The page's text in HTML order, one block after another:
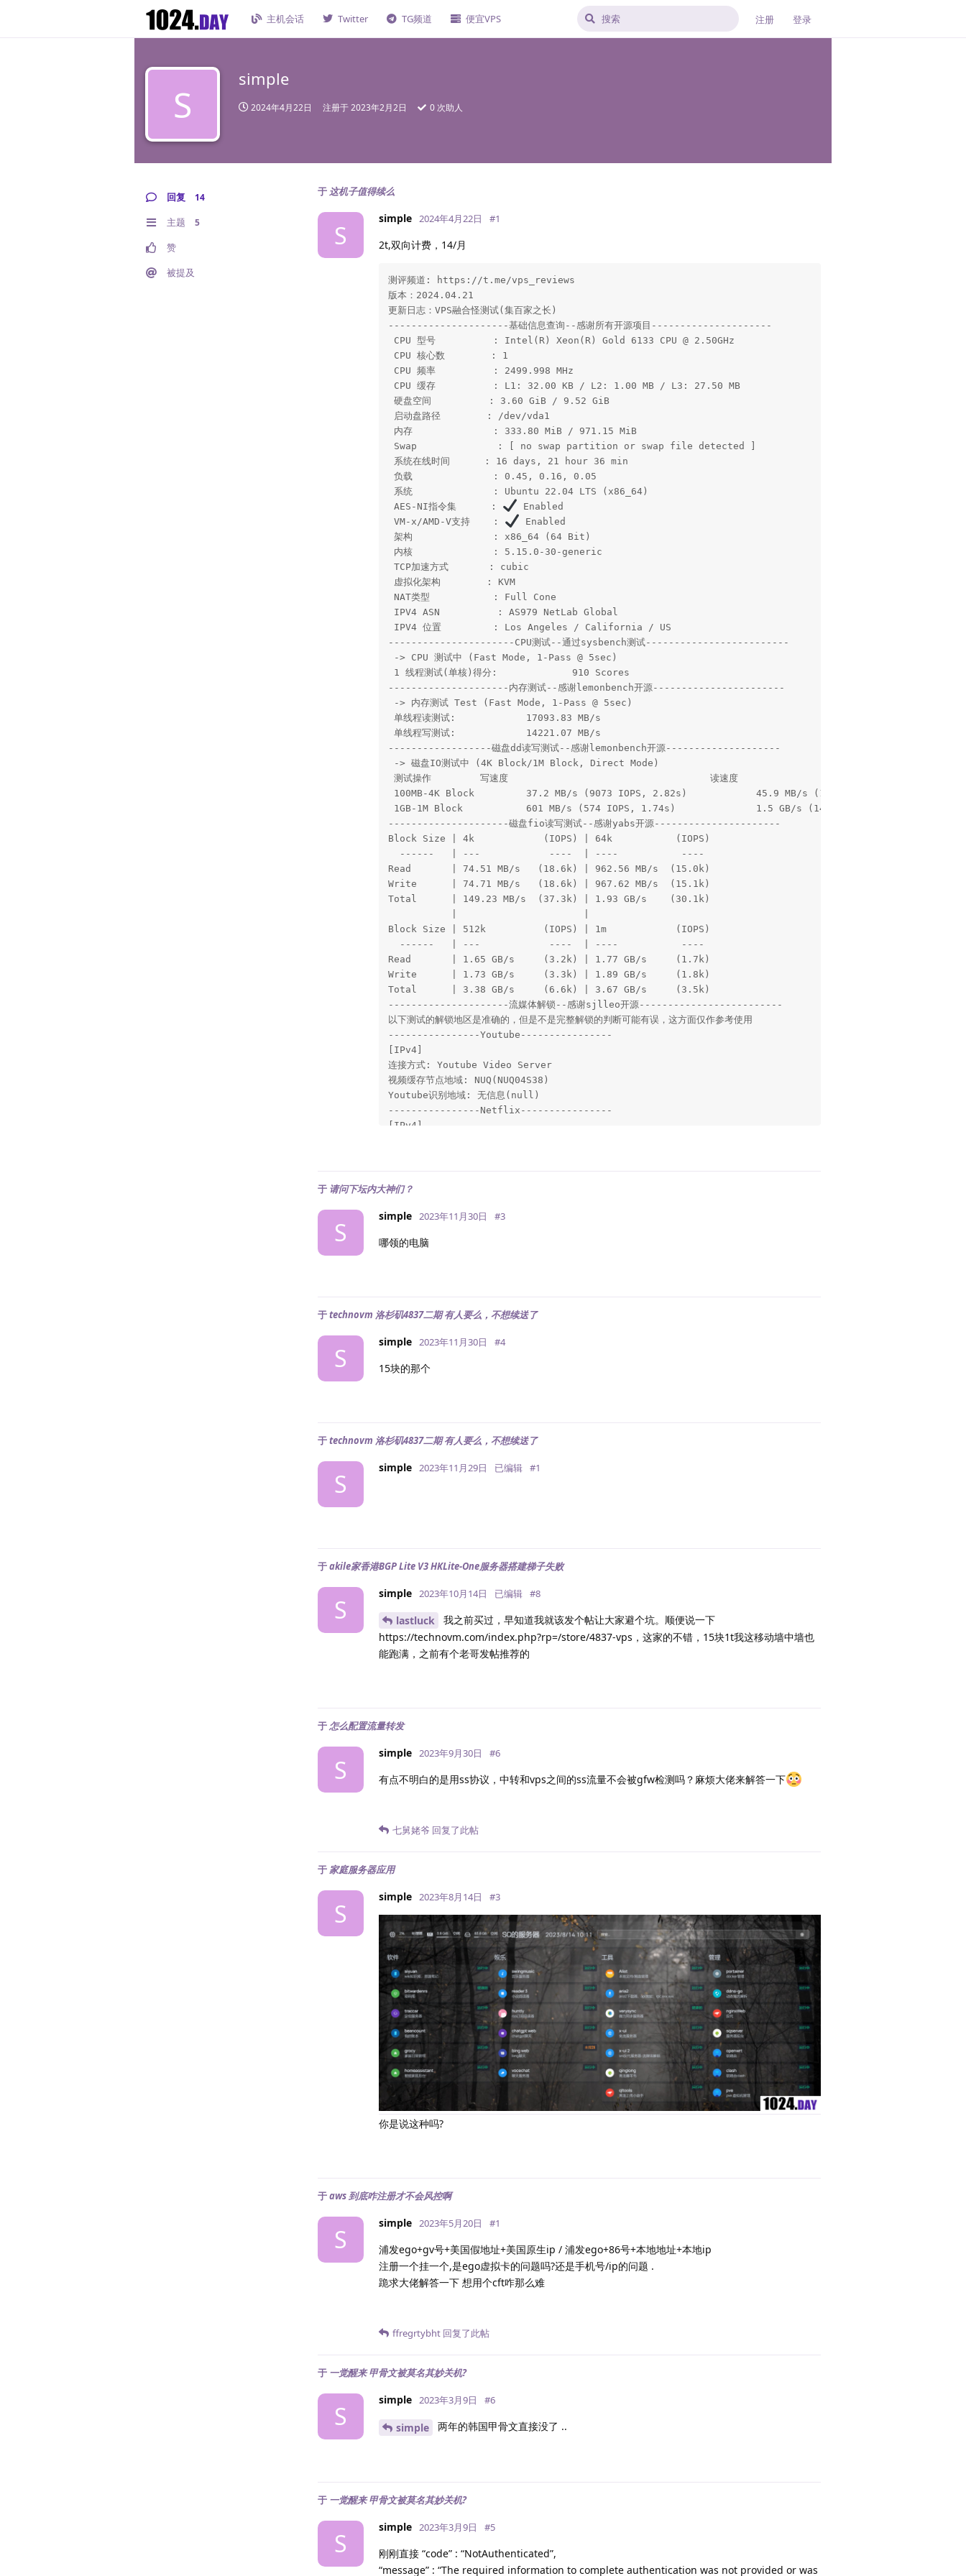
主机会话 Twitter TG频道 便宜VPS 注册 登录
S
simple
2024年4月22日 注册于2023年2月2日 0 次助人
回复 14
主题 5
赞
被提及
于 这机子值得续么
S
simple 2024年4月22日 #1
2t,双向计费，14/月
测评频道: https://t.me/vps_reviews
版本：2024.04.21
更新日志：VPS融合怪测试(集百家之长)
---------------------基础信息查询--感谢所有开源项目---------------------
CPU 型号          : Intel(R) Xeon(R) Gold 6133 CPU @ 2.50GHz
CPU 核心数        : 1
CPU 频率          : 2499.998 MHz
CPU 缓存          : L1: 32.00 KB / L2: 1.00 MB / L3: 27.50 MB
硬盘空间          : 3.60 GiB / 9.52 GiB
启动盘路径        : /dev/vda1
内存              : 333.80 MiB / 971.15 MiB
Swap              : [ no swap partition or swap file detected ]
系统在线时间      : 16 days, 21 hour 36 min
负载              : 0.45, 0.16, 0.05
系统              : Ubuntu 22.04 LTS (x86_64)
AES-NI指令集      :
Enabled
VM-x/AMD-V支持    :
Enabled
架构              : x86_64 (64 Bit)
内核              : 5.15.0-30-generic
TCP加速方式       : cubic
虚拟化架构        : KVM
NAT类型           : Full Cone
IPV4 ASN          : AS979 NetLab Global
IPV4 位置         : Los Angeles / California / US
----------------------CPU测试--通过sysbench测试-------------------------
-> CPU 测试中 (Fast Mode, 1-Pass @ 5sec)
1 线程测试(单核)得分: 		910 Scores
---------------------内存测试--感谢lemonbench开源-----------------------
-> 内存测试 Test (Fast Mode, 1-Pass @ 5sec)
单线程读测试:		17093.83 MB/s
单线程写测试:		14221.07 MB/s
------------------磁盘dd读写测试--感谢lemonbench开源--------------------
-> 磁盘IO测试中 (4K Block/1M Block, Direct Mode)
测试操作		写速度					读速度
100MB-4K Block		37.2 MB/s (9073 IOPS, 2.82s)		45.9 MB/s (11212 IOPS, 2.28s)
1GB-1M Block		601 MB/s (574 IOPS, 1.74s)		1.5 GB/s (1453 IOPS, 0.69s)
---------------------磁盘fio读写测试--感谢yabs开源----------------------
Block Size | 4k            (IOPS) | 64k           (IOPS)
  ------   | ---            ----  | ----           ----
Read       | 74.51 MB/s   (18.6k) | 962.56 MB/s  (15.0k)
Write      | 74.71 MB/s   (18.6k) | 967.62 MB/s  (15.1k)
Total      | 149.23 MB/s  (37.3k) | 1.93 GB/s    (30.1k)
Block Size | 512k          (IOPS) | 1m            (IOPS)
  ------   | ---            ----  | ----           ----
Read       | 1.65 GB/s     (3.2k) | 1.77 GB/s     (1.7k)
Write      | 1.73 GB/s     (3.3k) | 1.89 GB/s     (1.8k)
Total      | 3.38 GB/s     (6.6k) | 3.67 GB/s     (3.5k)
---------------------流媒体解锁--感谢sjlleo开源-------------------------
以下测试的解锁地区是准确的，但是不是完整解锁的判断可能有误，这方面仅作参考使用
----------------Youtube----------------
[IPv4]
连接方式: Youtube Video Server
视频缓存节点地域: NUQ(NUQ04S38)
Youtube识别地域: 无信息(null)
----------------Netflix----------------
[IPv4]
您的网络可能没有正常配置IPv6，或者没有IPv6网络接入
[IPv4]
区域：美国区
Dazn:					Yes (Region: US)
HotStar:				Yes (Region: US)
Netflix:				Yes (Region: US)
Viu.com:				No
Netflix Preferred CDN:			Los Angeles, CA
Instagram Licensed Audio:		No
以下为IPV6网络测试，若无IPV6网络则无输出
Tiktok Region:		【US】
-------------------欺诈分数以及IP质量检测--本脚本原创-------------------
数据仅作参考，不代表100%准确，如果和实际情况不一致请手动查询多个数据库比对
欺诈分数(越低越好): 0⑤  abuse得分(越低越好): 0⑤  0.0029 (Low)⑪  威胁等级: low②
  使用类型(usage_type):hosting①  Data Center/Web Hosting/Transit⑤  hosting⑧  business⑨  hosting⑪
  公司类型(company_type):business①  isp⑧  business⑪
  云服务提供商(cloud_provider):  Yes⑧
  代理(proxy):  No① ② ⑥ ⑦ ⑧ ⑨ ⑪ ⑫
  TOR(tor):  No① ② ⑦ ⑧ ⑨ ⑪ ⑫
  搜索引擎机器人(search_engine_robot):②
  攻击方(attacker):  No⑧ ⑨
  滥用者(abuser):  No⑧ ⑨ ⑪
  威胁(threat):  No⑧ ⑨
  iCloud中继(icloud_relay):  No① ⑧ ⑨
  未分配IP(bogon):  No⑧ ⑨ ⑪
黑名单记录统计(有多少个黑名单网站有记录): 无害1 恶意0 可疑25 未检测64 ③
Google搜索可行性：YES
端口25检测:
  本地: No
  163邮箱：No
----------------三网回程--感谢zhanghanyun/backtrace开源-----------------
国家: US 城市: Los Angeles 服务商: AS979 NetLab Global
北京电信 219.141.136.12  联通4837[普通线路]
北京联通 202.106.50.1    联通4837[普通线路]
广州电信 58.60.188.222   联通4837[普通线路]
广州移动 120.196.165.24  联通4837[普通线路]
成都联通 119.6.6.6       联通4837[普通线路]
成都移动 211.137.96.205  联通4837[普通线路]
---------------------回程路由--感谢fscarmen开源及PR---------------------
9.13 ms  AS979  美国, 加利福尼亚州, 洛杉矶, acedatacenters.com
9.67 ms  AS10099  美国, 加利福尼亚州, 洛杉矶, chinaunicom.com, 联通
186.96 ms  AS4837  中国, 北京, chinaunicom.com, 联通
194.77 ms  AS4134  中国, 广东, 深圳, chinatelecom.com.cn, 电信
1.12 ms  *  局域网
181.57 ms  *  中国, 香港, chinaunicom.com, 联通
170.64 ms  AS4837  中国, 北京, chinaunicom.com, 联通
于 请问下坛内大神们？
S
simple 2023年11月30日 #3
哪领的电脑
于technovm 洛杉矶4837二期 有人要么，不想续送了
S
simple 2023年11月30日 #4
15块的那个
于technovm 洛杉矶4837二期 有人要么，不想续送了
S
simple 2023年11月29日 已编辑 #1
于akile家香港BGP Lite V3 HKLite-One服务器搭建梯子失败
S
simple 2023年10月14日 已编辑 #8
lastluck
我之前买过，早知道我就该发个帖让大家避个坑。顺便说一下
https://technovm.com/index.php?rp=/store/4837-vps，这家的不错，15块1t我这移动墙中墙也
能跑满，之前有个老哥发帖推荐的
于怎么配置流量转发
S
simple 2023年9月30日 #6
有点不明白的是用ss协议，中转和vps之间的ss流量不会被gfw检测吗？麻烦大佬来解答一下
七舅姥爷 回复了此帖
于家庭服务器应用
S
simple 2023年8月14日 #3
你是说这种吗?
于aws 到底咋注册才不会风控啊
S
simple 2023年5月20日 #1
浦发ego+gv号+美国假地址+美国原生ip / 浦发ego+86号+本地地址+本地ip
注册一个挂一个,是ego虚拟卡的问题吗?还是手机号/ip的问题 .
跪求大佬解答一下 想用个cft咋那么难
ffregrtybht 回复了此帖
于 一觉醒来 甲骨文被莫名其妙关机?
S
simple 2023年3月9日 #6
simple 两年的韩国甲骨文直接没了 ..
于 一觉醒来 甲骨文被莫名其妙关机?
S
simple 2023年3月9日 #5
刚刚直接 “code” : “NotAuthenticated”,
“message” : “The required information to complete authentication was not provided or was